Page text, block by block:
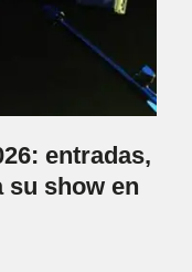
entradas,
su show en